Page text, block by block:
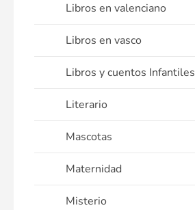
Libros en valenciano
Libros en vasco
Libros y cuentos Infantiles
Literario
Mascotas
Maternidad
Misterio